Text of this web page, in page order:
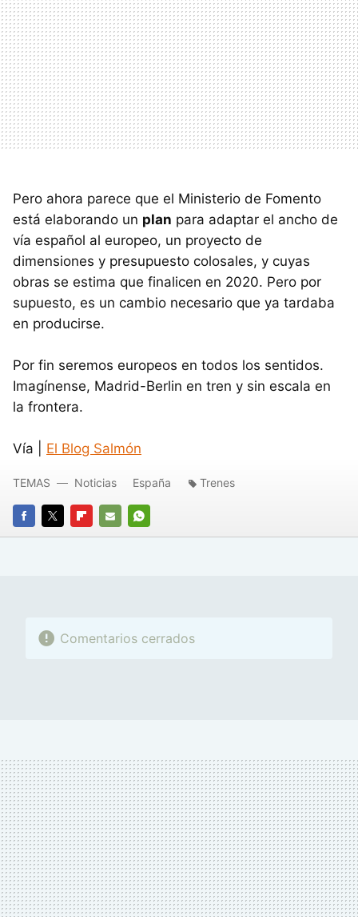
Pero ahora parece que el Ministerio de Fomento
está elaborando un plan para adaptar el ancho de
vía español al europeo, un proyecto de
dimensiones y presupuesto colosales, y cuyas
obras se estima que finalicen en 2020. Pero por
supuesto, es un cambio necesario que ya tardaba
en producirse.
Por fin seremos europeos en todos los sentidos.
Imagínense, Madrid-Berlin en tren y sin escala en
la frontera.
Vía | El Blog Salmón
FACEBOOK
TWITTERFLIPBOARD
E-
WHATSAPP
TEMAS Noticias España Trenes
Comentarios cerrados